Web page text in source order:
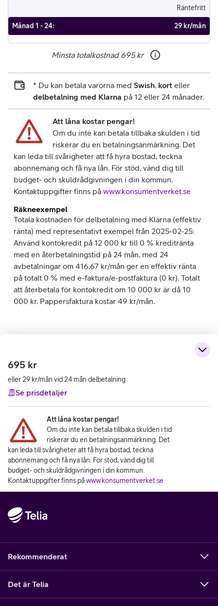
Räntefritt
Månad 1 - 24: 29 kr/mån
Minsta totalkostnad 695 kr
* Du kan betala varorna med Swish, kort eller
delbetalning med Klarna på 12 eller 24 månader.
Att låna kostar pengar!
Om du inte kan betala tillbaka skulden i tid
riskerar du en betalningsanmärkning. Det
kan leda till svårigheter att få hyra bostad, teckna
abonnemang och få nya lån. För stöd, vänd dig till
budget- och skuldrådgivningen i din kommun.
Kontaktuppgifter finns på www.konsumentverket.se
Räkneexempel
Totala kostnaden för delbetalning med Klarna (effektiv
ränta) med representativt exempel från 2025-02-25:
Använd kontokredit på 12 000 kr till 0 % kreditränta
med en återbetalningstid på 24 mån, med 24
avbetalningar om 416,67 kr/mån ger en effektiv ränta
på totalt 0 % med e-faktura/e-postfaktura (0 kr). Totalt
att återbetala för kontokredit om 10 000 kr är då 10
000 kr. Pappersfaktura kostar 49 kr/mån.
695 kr
eller 29 kr/mån vid 24 mån delbetalning
Se prisdetaljer
Att låna kostar pengar!
Om du inte kan betala tillbaka skulden i tid
riskerar du en betalningsanmärkning. Det
kan leda till svårigheter att få hyra bostad, teckna
abonnemang och få nya lån. För stöd, vänd dig till
budget- och skuldrådgivningen i din kommun.
Kontaktuppgifter finns påwww.konsumentverket.se
Rekommenderat
Det är Telia